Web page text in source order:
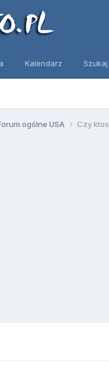
Kalendarz Szukaj
ogólne USA Czy